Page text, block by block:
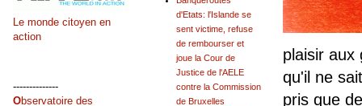
plaisir aux
qu'il ne
pris que
d'Etats: l'Islande se
sent victime, refuse
de rembourser et
joue la Cour de
Justice de l'AELE
contre la Commission
de Bruxelles
Le monde citoyen en
action
--------------
Observatoire des